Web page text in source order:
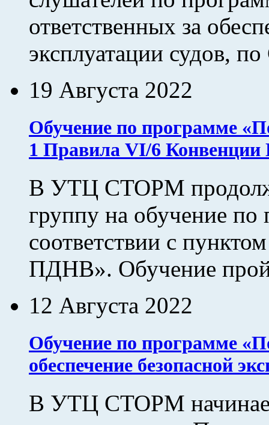
ответственных за
эксплуатации судов,
19 Августа 2022
Обучение по программе
1 Правила VI/6 Конвенции
В УТЦ СТОРМ
группу на обучение по
соответствии с
ПДНВ». Обучение
12 Августа 2022
Обучение по программе
обеспечение безопасной
В УТЦ СТОРМ